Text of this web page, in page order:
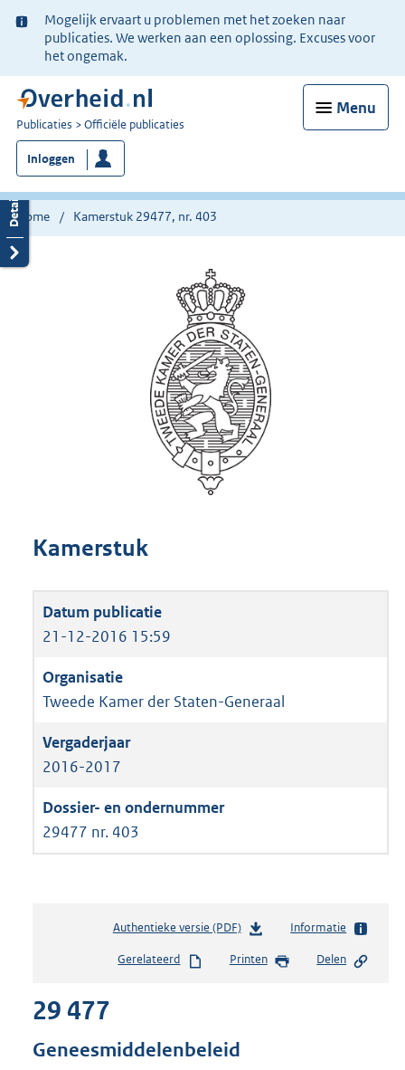
Ter
informatie:
Mogelijk ervaart u problemen met het zoeken naar
publicaties. We werken aan een oplossing. Excuses voor
het ongemak.
Menu
U
bent
nu
hier:
Publicaties Officiële publicaties
Inloggen
Home Kamerstuk 29477, nr. 403
Kamerstuk
21-12-2016 15:59
Tweede Kamer der Staten-Generaal
2016-2017
29477 nr. 403
Authentieke versie (PDF)b
s
Informatie
Gerelateerd Printen Delen
29 477
Geneesmiddelenbeleid